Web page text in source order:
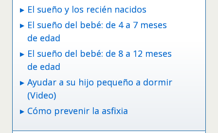
El sueño y los recién nacidos
El sueño del bebé: de 4 a 7 meses
de edad
El sueño del bebé: de 8 a 12 meses
de edad
Ayudar a su hijo pequeño a dormir
(Video)
Cómo prevenir la asfixia